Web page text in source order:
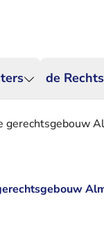
de
gerechtsgebouw